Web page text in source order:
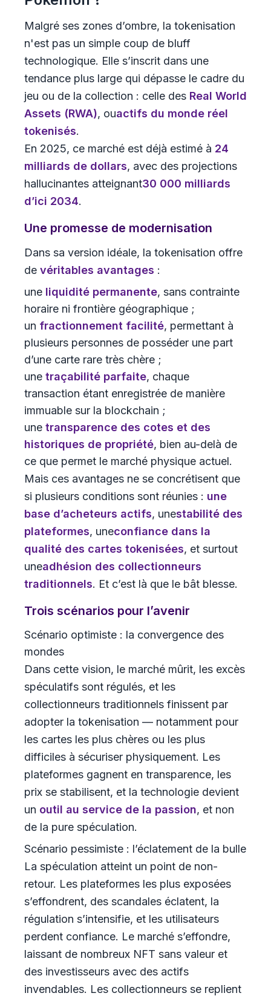
Malgré ses zones d’ombre, la tokenisation
n'est pas un simple coup de bluff
technologique. Elle s’inscrit dans une
tendance plus large qui dépasse le cadre du
jeu ou de la collection : celle des Real World
Assets (RWA), ouactifs du monde réel
tokenisés.
En 2025, ce marché est déjà estimé à 24
milliards de dollars, avec des projections
hallucinantes atteignant30 000 milliards
d’ici 2034.
Une promesse de modernisation
Dans sa version idéale, la tokenisation offre
de véritables avantages :
une liquidité permanente, sans contrainte
horaire ni frontière géographique ;
un fractionnement facilité, permettant à
plusieurs personnes de posséder une part
d’une carte rare très chère ;
une traçabilité parfaite, chaque
transaction étant enregistrée de manière
immuable sur la blockchain ;
une transparence des cotes et des
historiques de propriété, bien au-delà de
ce que permet le marché physique actuel.
Mais ces avantages ne se concrétisent que
si plusieurs conditions sont réunies : une
base d’acheteurs actifs, unestabilité des
plateformes, uneconfiance dans la
qualité des cartes tokenisées, et surtout
uneadhésion des collectionneurs
traditionnels. Et c’est là que le bât blesse.
Trois scénarios pour l’avenir
Scénario optimiste : la convergence des
mondes
Dans cette vision, le marché mûrit, les excès
spéculatifs sont régulés, et les
collectionneurs traditionnels finissent par
adopter la tokenisation — notamment pour
les cartes les plus chères ou les plus
difficiles à sécuriser physiquement. Les
plateformes gagnent en transparence, les
prix se stabilisent, et la technologie devient
un outil au service de la passion, et non
de la pure spéculation.
Scénario pessimiste : l’éclatement de la bulle
La spéculation atteint un point de non-
retour. Les plateformes les plus exposées
s’effondrent, des scandales éclatent, la
régulation s’intensifie, et les utilisateurs
perdent confiance. Le marché s’effondre,
laissant de nombreux NFT sans valeur et
des investisseurs avec des actifs
invendables. Les collectionneurs se replient